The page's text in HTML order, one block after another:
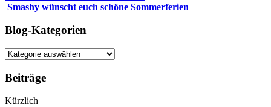
Smashy wünscht euch schöne Sommerferien
Blog-Kategorien
Blog-
Beiträge
Kürzlich